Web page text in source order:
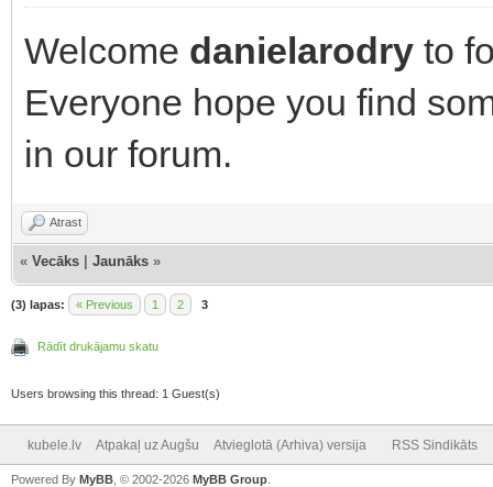
Welcome danielarodry to
Everyone hope you find
in our forum.
Atrast
« Vecāks Jaunāks »
(3) lapas: « Previous 1 2 3
Rādīt drukājamu skatu
Users browsing this thread: 1 Guest(s)
kubele.lv Atpakaļ uz Augšu Atvieglotā (Arhiva) versija RSS Sindikāts
Powered By MyBB , © 2002-2026 MyBB Group